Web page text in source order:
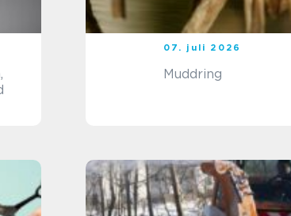
07. juli 2026
Muddring